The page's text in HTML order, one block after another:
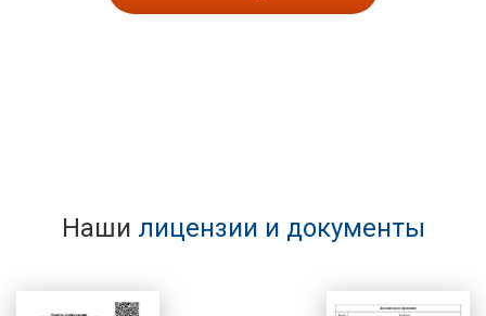
Наши лицензии и документы